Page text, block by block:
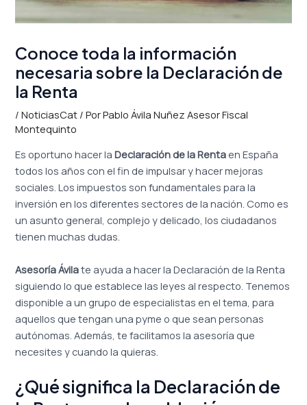
Conoce toda la información
necesaria sobre la Declaración de
la Renta
/NoticiasCat / PorPablo Ávila Nuñez Asesor Fiscal
Montequinto
Es oportuno hacer laDeclaración de la Renta en España
todos los años con el fin de impulsar y hacer mejoras
sociales. Los impuestos son fundamentales para la
inversión en los diferentes sectores de la nación. Como es
un asunto general, complejo y delicado, los ciudadanos
tienen muchas dudas.
Asesoría Ávilate ayuda a hacer la Declaración de la Renta
siguiendo lo que establece las leyes al respecto. Tenemos
disponible a un grupo de especialistas en el tema, para
aquellos que tengan una pyme o que sean personas
autónomas. Además, te facilitamos la asesoría que
necesites y cuando la quieras.
¿Qué significa la Declaración de